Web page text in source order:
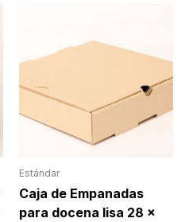
Estándar
Caja de Empanadas
para docena lisa 28 x